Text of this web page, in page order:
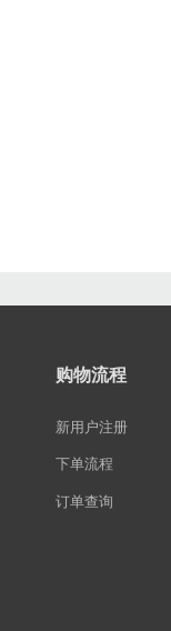
购物流程
新用户注册
下单流程
订单查询